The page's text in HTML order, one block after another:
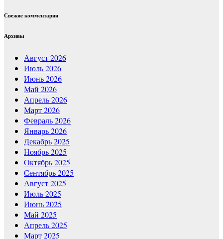
Свежие комментарии
Архивы
Август 2026
Июль 2026
Июнь 2026
Май 2026
Апрель 2026
Март 2026
Февраль 2026
Январь 2026
Декабрь 2025
Ноябрь 2025
Октябрь 2025
Сентябрь 2025
Август 2025
Июль 2025
Июнь 2025
Май 2025
Апрель 2025
Март 2025